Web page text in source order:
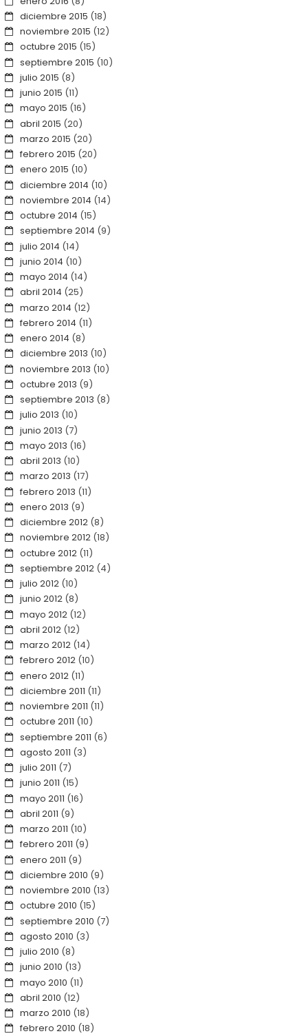
diciembre 2015 (18)
noviembre 2015 (12)
octubre 2015 (15)
septiembre 2015 (10)
julio 2015 (8)
junio 2015 (11)
mayo 2015 (16)
abril 2015 (20)
marzo 2015 (20)
febrero 2015 (20)
enero 2015 (10)
diciembre 2014 (10)
noviembre 2014 (14)
octubre 2014 (15)
septiembre 2014 (9)
julio 2014 (14)
junio 2014 (10)
mayo 2014 (14)
abril 2014 (25)
marzo 2014 (12)
febrero 2014 (11)
enero 2014 (8)
diciembre 2013 (10)
noviembre 2013 (10)
octubre 2013 (9)
septiembre 2013 (8)
julio 2013 (10)
junio 2013 (7)
mayo 2013 (16)
abril 2013 (10)
marzo 2013 (17)
febrero 2013 (11)
enero 2013 (9)
diciembre 2012(8)
noviembre 2012(18)
octubre 2012(11)
septiembre 2012(4)
julio 2012(10)
junio 2012(8)
mayo 2012(12)
abril 2012(12)
marzo 2012(14)
febrero 2012(10)
enero 2012(11)
diciembre 2011 (11)
noviembre 2011 (11)
octubre 2011 (10)
septiembre 2011 (6)
agosto 2011 (3)
julio 2011 (7)
junio 2011 (15)
mayo 2011 (16)
abril 2011 (9)
marzo 2011 (10)
febrero 2011 (9)
enero 2011 (9)
diciembre 2010 (9)
noviembre 2010 (13)
octubre 2010 (15)
septiembre 2010 (7)
agosto 2010 (3)
julio 2010 (8)
junio 2010 (13)
mayo 2010 (11)
abril 2010 (12)
marzo 2010 (18)
febrero 2010 (18)